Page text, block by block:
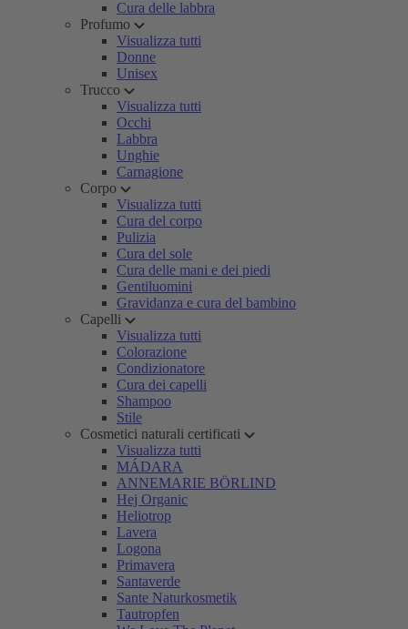
Cura delle labbra
Profumo
Visualizza tutti
Donne
Unisex
Trucco
Visualizza tutti
Occhi
Labbra
Unghie
Carnagione
Corpo
Visualizza tutti
Cura del corpo
Pulizia
Cura del sole
Cura delle mani e dei piedi
Gentiluomini
Gravidanza e cura del bambino
Capelli
Visualizza tutti
Colorazione
Condizionatore
Cura dei capelli
Shampoo
Stile
Cosmetici naturali certificati
Visualizza tutti
MÁDARA
ANNEMARIE BÖRLIND
Hej Organic
Heliotrop
Lavera
Logona
Primavera
Santaverde
Sante Naturkosmetik
Tautropfen